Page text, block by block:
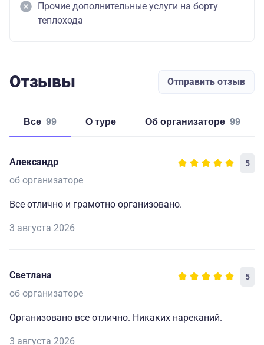
Прочие дополнительные услуги на борту
теплохода
Отзывы Отправить отзыв
Все 99 о туре об организаторе 99
Александр 5
об организаторе
Все отлично и грамотно организовано.
3 августа 2026
Светлана 5
об организаторе
Организовано все отлично. Никаких нареканий.
3 августа 2026